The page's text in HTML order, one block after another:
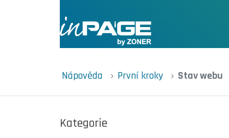
Nápověda První kroky Stav webu
Kategorie